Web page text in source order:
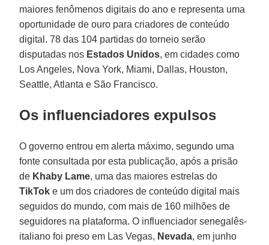
maiores fenômenos digitais do ano e representa uma
oportunidade de ouro para criadores de conteúdo
digital. 78 das 104 partidas do torneio serão
disputadas nos Estados Unidos, em cidades como
Los Angeles, Nova York, Miami, Dallas, Houston,
Seattle, Atlanta e São Francisco.
Os influenciadores expulsos
O governo entrou em alerta máximo, segundo uma
fonte consultada por esta publicação, após a prisão
de Khaby Lame, uma das maiores estrelas do
TikTok e um dos criadores de conteúdo digital mais
seguidos do mundo, com mais de 160 milhões de
seguidores na plataforma. O influenciador senegalês-
italiano foi preso em Las Vegas, Nevada, em junho